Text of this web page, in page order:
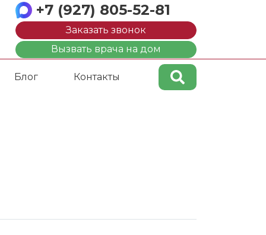
+7 (927) 805-52-81
Заказать звонок
Вызвать врача на дом
Блог Контакты